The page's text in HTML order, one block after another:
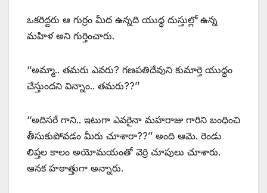
ఒకరిద్దరు ఆ గుర్రం మీద ఉన్నది యుద్ధ దుస్తుల్లో ఉన్న
మహిళ అని గుర్తించారు.
‘‘అమ్మా.. తమరు ఎవరు? గణపతిదేవుని కుమార్తె యుద్ధం
చేస్తుందని విన్నాం.. తమరు??’’
‘‘అదిసరే గాని.. ఇటుగా ఎవరైనా మహరాజు గారిని బంధించి
తీసుకుపోవడం మీరు చూశారా??’’ అంది ఆమె. రెండు
లిప్తల కాలం అయోమయంతో వెర్రి చూపులు చూశారు.
ఆనక హఠాత్తుగా అన్నారు.